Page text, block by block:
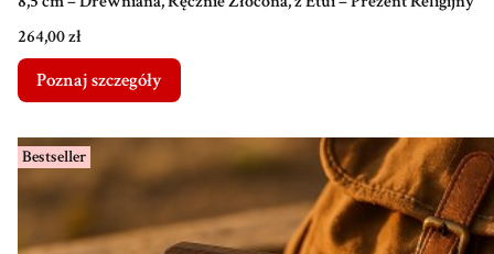
Cena
264,00 zł
Poznaj szczegóły
Bestseller